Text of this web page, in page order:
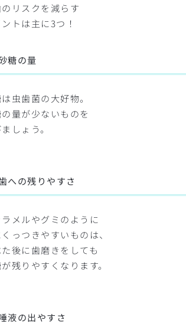
リスクを減らす
トは主に3つ！
糖の量
虫歯菌の大好物。
量が少ないものを
しょう。
への残りやすさ
メルやグミのように
っつきやすいものは、
後に歯磨きをしても
残りやすくなります。
液の出やすさ